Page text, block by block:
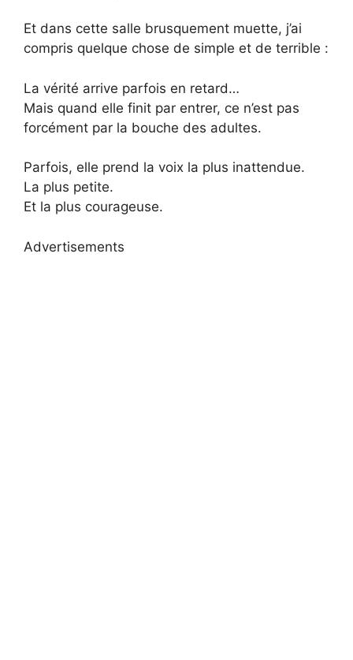
Et dans cette salle brusquement muette, j’ai
compris quelque chose de simple et de terrible :
La vérité arrive parfois en retard…
Mais quand elle finit par entrer, ce n’est pas
forcément par la bouche des adultes.
Parfois, elle prend la voix la plus inattendue.
La plus petite.
Et la plus courageuse.
Advertisements